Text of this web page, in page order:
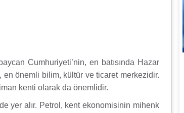
Cumhuriyeti’nin, en batısında Hazar
en önemli bilim, kültür ve ticaret merkezidir.
kenti olarak da önemlidir.
yer alır. Petrol, kent ekonomisinin mihenk